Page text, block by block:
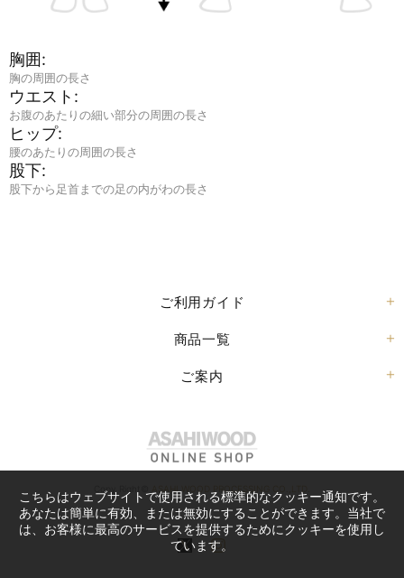
胸囲:
胸の周囲の長さ
ウエスト:
お腹のあたりの細い部分の周囲の長さ
ヒップ:
腰のあたりの周囲の長さ
股下:
股下から足首までの足の内がわの長さ
ご利用ガイド
商品一覧
ご案内
Copy Right© ASAHI WOOD PROCESSING CO.,LTD.
こちらはウェブサイトで使用される標準的なクッキー通知です。
あなたは簡単に有効、または無効にすることができます。当社で
は、お客様に最高のサービスを提供するためにクッキーを使用し
ています。